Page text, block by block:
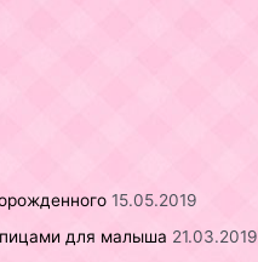
15.05.2019
для малыша 21.03.2019